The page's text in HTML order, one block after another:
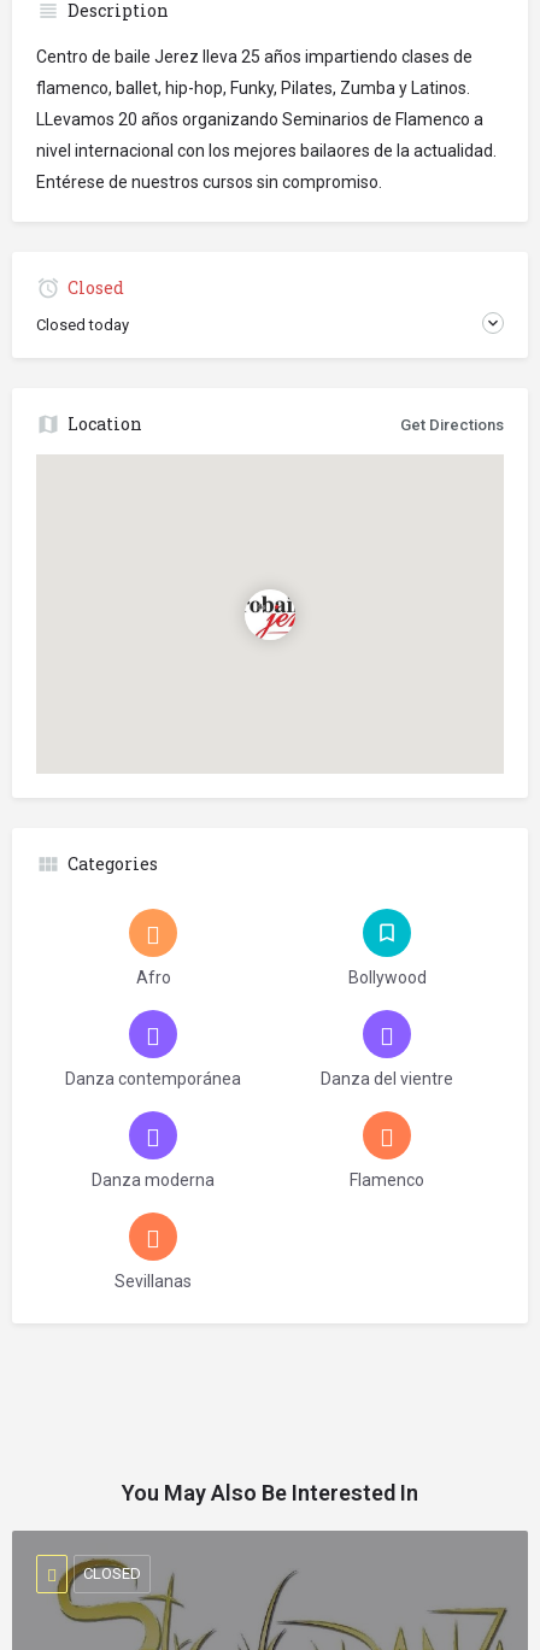
Description
Centro de baile Jerez lleva 25 años impartiendo clases de
flamenco, ballet, hip-hop, Funky, Pilates, Zumba y Latinos.
LLevamos 20 años organizando Seminarios de Flamenco a
nivel internacional con los mejores bailaores de la actualidad.
Entérese de nuestros cursos sin compromiso.
Closed
Closed today
Location Get Directions
Categories
Afro Bollywood
Danza contemporánea Danza del vientre
Danza moderna Flamenco
Sevillanas
You May Also Be Interested In
CLOSED